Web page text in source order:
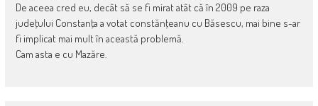
De aceea cred eu, decât să se fi mirat atât că în 2009 pe raza
judeţului Constanţa a votat constănţeanu cu Băsescu, mai bine s-ar
fi implicat mai mult în această problemă.
Cam asta e cu Mazăre.